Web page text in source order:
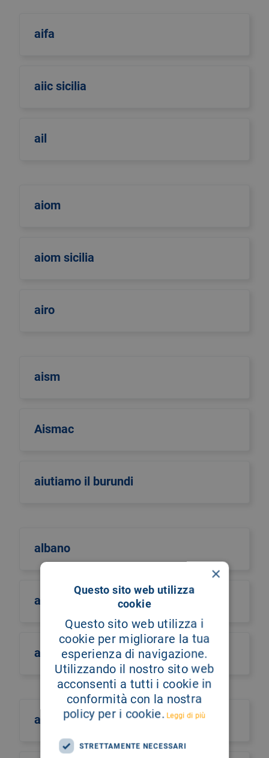
aifa
aiic sicilia
ail
aiom
aiom sicilia
airo
aism
Aismac
aiutiamo il burundi
albano
albero della vita
alberto castiglione
alberto culotta
×
Questo sito web utilizza
cookie
Questo sito web utilizza i
cookie per migliorare la tua
esperienza di navigazione.
Utilizzando il nostro sito web
acconsenti a tutti i cookie in
conformità con la nostra
policy per i cookie. Leggi di più
STRETTAMENTE NECESSARI